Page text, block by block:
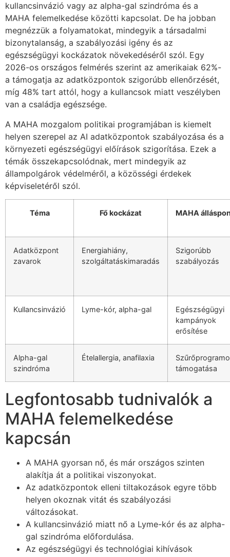
kullancsinvázió vagy az alpha-gal szindróma és a
MAHA felemelkedése közötti kapcsolat. De ha jobban
megnézzük a folyamatokat, mindegyik a társadalmi
bizonytalanság, a szabályozási igény és az
egészségügyi kockázatok növekedéséről szól. Egy
2026-os országos felmérés szerint az amerikaiak 62%-
a támogatja az adatközpontok szigorúbb ellenőrzését,
míg 48% tart attól, hogy a kullancsok miatt veszélyben
van a családja egészsége.
A MAHA mozgalom politikai programjában is kiemelt
helyen szerepel az AI adatközpontok szabályozása és a
környezeti egészségügyi előírások szigorítása. Ezek a
témák összekapcsolódnak, mert mindegyik az
állampolgárok védelméről, a közösségi érdekek
képviseletéről szól.
Téma Fő kockázat MAHA
Adatközpont
zavarok
Energiahiány,
szolgáltatáskimaradás
Szigorúbb
szabályozás
Kullancsinvázió Lyme-kór, alpha-gal
Egészségügyi
kampányok
erősítése
Alpha-gal
szindróma
Ételallergia, anafilaxia
támogatása
Legfontosabb tudnivalók a
MAHA felemelkedése
kapcsán
A MAHA gyorsan nő, és már országos szinten
alakítja át a politikai viszonyokat.
Az adatközpontok elleni tiltakozások egyre több
helyen okoznak vitát és szabályozási
változásokat.
A kullancsinvázió miatt nő a Lyme-kór és az alpha-
gal szindróma előfordulása.
Az egészségügyi és technológiai kihívások